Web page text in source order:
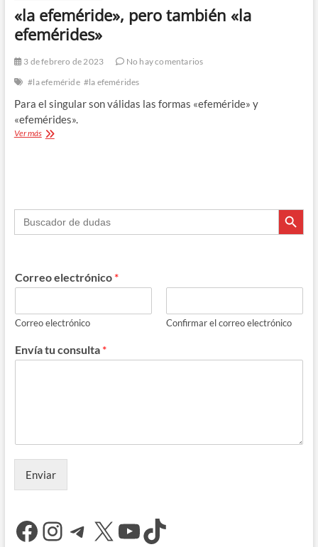
«la efeméride», pero también «la
efemérides»
3 de febrero de 2023
No hay comentarios
#la efeméride #la efemérides
Para el singular son válidas las formas «efeméride» y
«efemérides».
Ver más«la
Buscar: Botón de
Correo electrónico *
Correo electrónico Confirmar el correo electrónico
Envía tu consulta *
Enviar
Facebook
Instagram
Telegram
X YouTube
TikTok